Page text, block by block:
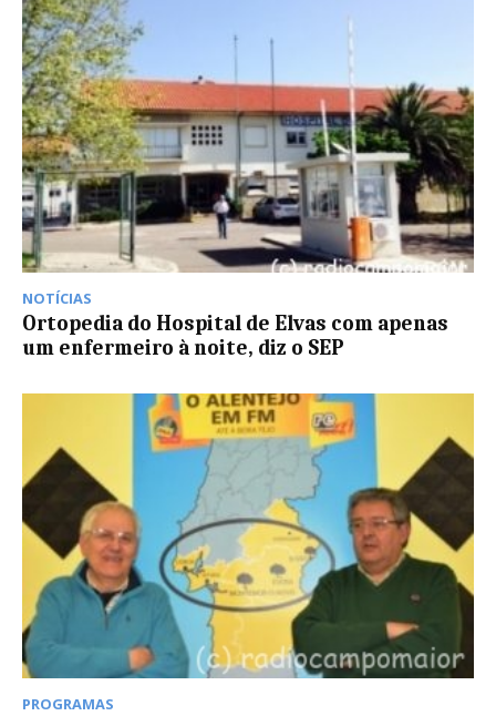
NOTÍCIAS
Ortopedia do Hospital de Elvas com apenas
um enfermeiro à noite, diz o SEP
PROGRAMAS